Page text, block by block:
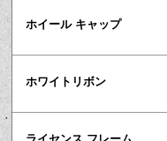
ホイール キャップ
ホワイトリボン